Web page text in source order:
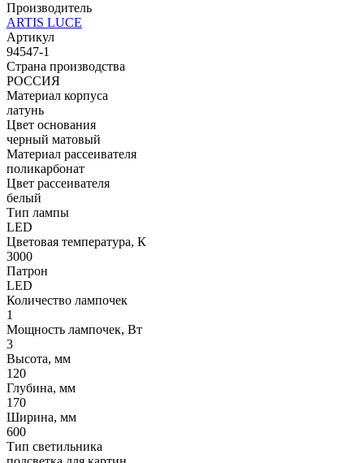
Производитель
ARTIS LUCE
Артикул
94547-1
Страна производства
РОССИЯ
Материал корпуса
латунь
Цвет основания
черный матовый
Материал рассеивателя
поликарбонат
Цвет рассеивателя
белый
Тип лампы
LED
Цветовая температура, К
3000
Патрон
LED
Количество лампочек
1
Мощность лампочек, Вт
3
Высота, мм
120
Глубина, мм
170
Ширина, мм
600
Тип светильника